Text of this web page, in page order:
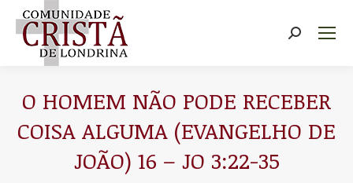
Buscar
O HOMEM NÃO PODE RECEBER
COISA ALGUMA (EVANGELHO DE
JOÃO) 16 – JO 3:22-35